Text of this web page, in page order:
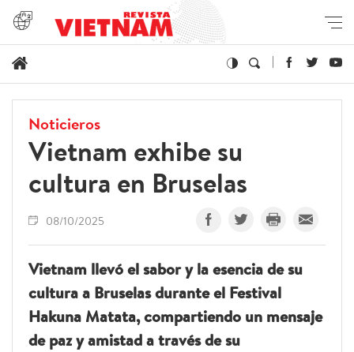
Noticieros
Vietnam exhibe su
cultura en Bruselas
08/10/2025
Vietnam llevó el sabor y la esencia de su
cultura a Bruselas durante el Festival
Hakuna Matata, compartiendo un mensaje
de paz y amistad a través de su